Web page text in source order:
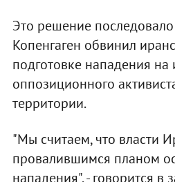
Это решение последовало
Копенгаген обвинил
подготовке нападения на
оппозиционного
территории.
"Мы считаем, что власти
провалившимся планом
нападения", - говорится в